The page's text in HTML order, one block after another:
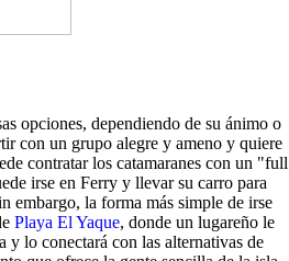
opciones, dependiendo de su ánimo o
con un grupo alegre y ameno y quiere
contratar los catamaranes con un "full
irse en Ferry y llevar su carro para
embargo, la forma más simple de irse
Playa El Yaque, donde un lugareño le
y lo conectará con las alternativas de